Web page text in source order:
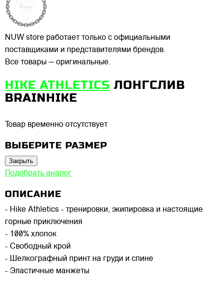
NUW store работает только с официальными
поставщиками и представителями брендов.
Все товары — оригинальные.
HIKE ATHLETICS ЛОНГСЛИВ
BRAINHIKE
Товар временно отсутствует
ВЫБЕРИТЕ РАЗМЕР
Закрыть
Подобрать аналог
ОПИСАНИЕ
- Hike Athletics - тренировки, экипировка и настоящие
горные приключения
- 100% хлопок
- Свободный крой
- Шелкографный принт на груди и спине
- Эластичные манжеты